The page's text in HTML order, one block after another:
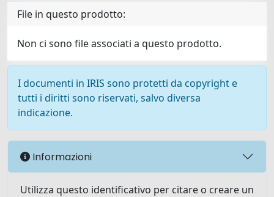
File in questo prodotto:
Non ci sono file associati a questo prodotto.
I documenti in IRIS sono protetti da copyright e
tutti i diritti sono riservati, salvo diversa
indicazione.
Informazioni
Utilizza questo identificativo per citare o creare un